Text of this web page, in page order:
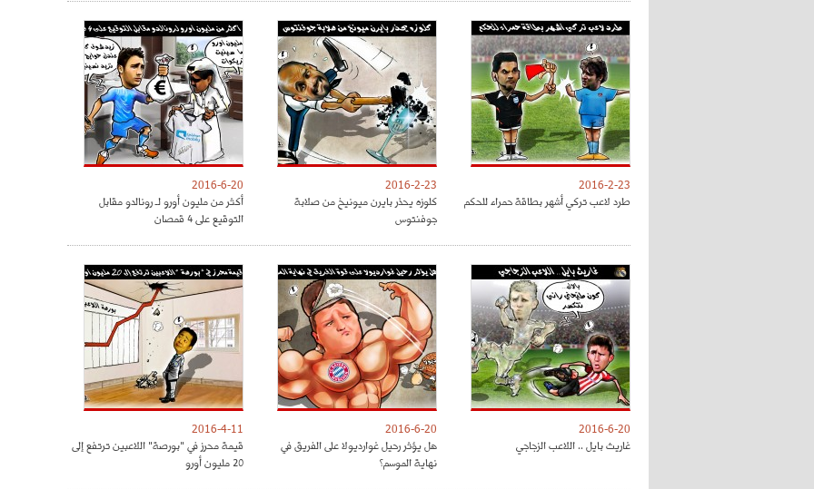
2016-2-23
طرد لاعب تركي أشهر بطاقة حمراء للحكم
2016-2-23
كلوزه يحذر بايرن ميونيخ من صلابة
جوفنتوس
2016-6-20
أكثر من مليون أورو لـ رونالدو مقابل
التوقيع على 4 قمصان
2016-6-20
غاريث بايل .. اللاعب الزجاجي
2016-6-20
هل يؤثر رحيل غوارديولا على الفريق في
نهاية الموسم؟
2016-4-11
قيمة محرز في "بورصة" اللاعبين ترتفع إلى
20 مليون أورو